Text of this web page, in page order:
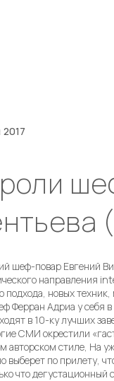
шеф-повар Евгений
направления
подхода, новых
Ферран Адриа у себя
в 10-ку лучших
СМИ окрестили
авторском стиле, На
выберет по прилету,
что дегустационный